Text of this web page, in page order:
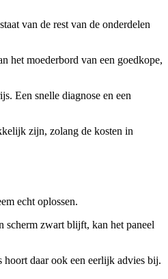
van de rest van de onderdelen
het moederbord van een goedkope,
Een snelle diagnose en een
zijn, zolang de kosten in
echt oplossen.
scherm zwart blijft, kan het paneel
daar ook een eerlijk advies bij.